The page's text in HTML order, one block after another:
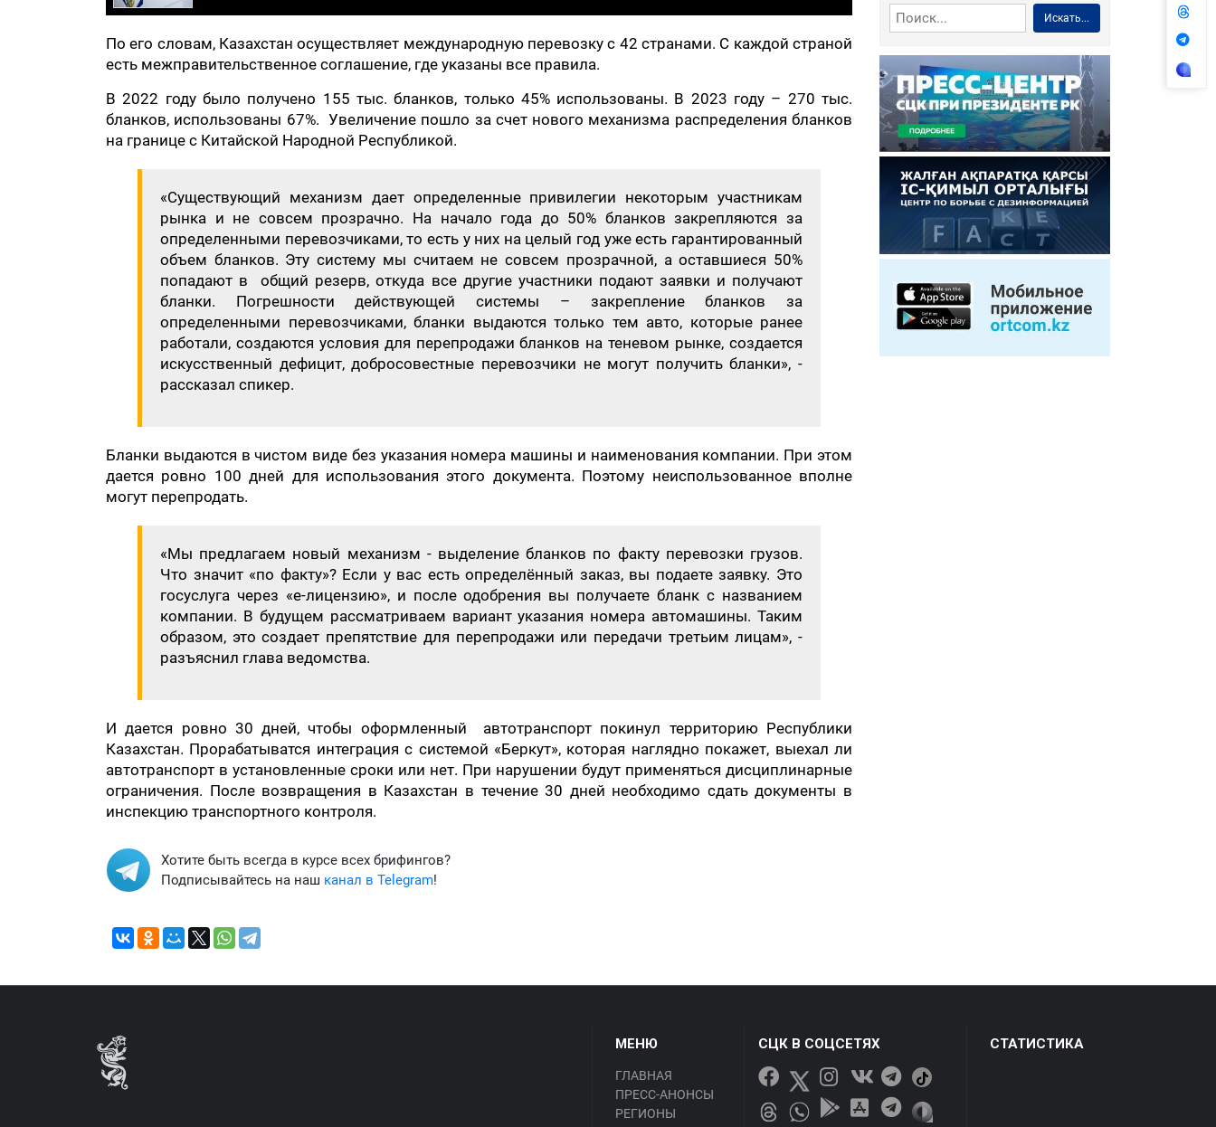
По его словам, Казахстан осуществляет международную перевозку с 42 странами. С каждой страной
есть межправительственное соглашение, где указаны все правила.
В 2022 году было получено 155 тыс. бланков, только 45% использованы. В 2023 году – 270 тыс.
бланков, использованы 67%. Увеличение пошло за счет нового механизма распределения бланков
на границе с Китайской Народной Республикой.
«Существующий механизм дает определенные привилегии некоторым участникам
рынка и не совсем прозрачно. На начало года до 50% бланков закрепляются за
определенными перевозчиками, то есть у них на целый год уже есть гарантированный
объем бланков. Эту систему мы считаем не совсем прозрачной, а оставшиеся 50%
попадают в общий резерв, откуда все другие участники подают заявки и получают
бланки. Погрешности действующей системы – закрепление бланков за
определенными перевозчиками, бланки выдаются только тем авто, которые ранее
работали, создаются условия для перепродажи бланков на теневом рынке, создается
искусственный дефицит, добросовестные перевозчики не могут получить бланки», -
рассказал спикер.
Бланки выдаются в чистом виде без указания номера машины и наименования компании. При этом
дается ровно 100 дней для использования этого документа. Поэтому неиспользованное вполне
могут перепродать.
«Мы предлагаем новый механизм - выделение бланков по факту перевозки грузов.
Что значит «по факту»? Если у вас есть определённый заказ, вы подаете заявку. Это
госуслуга через «е-лицензию», и после одобрения вы получаете бланк с названием
компании. В будущем рассматриваем вариант указания номера автомашины. Таким
образом, это создает препятствие для перепродажи или передачи третьим лицам», -
разъяснил глава ведомства.
И дается ровно 30 дней, чтобы оформленный автотранспорт покинул территорию Республики
Казахстан. Прорабатыватся интеграция с системой «Беркут», которая наглядно покажет, выехал ли
автотранспорт в установленные сроки или нет. При нарушении будут применяться дисциплинарные
ограничения. После возвращения в Казахстан в течение 30 дней необходимо сдать документы в
инспекцию транспортного контроля.
Хотите быть всегда в курсе всех брифингов?
Подписывайтесь на наш канал в Telegram!
Искать...
МЕНЮ
ГЛАВНАЯ
ПРЕСС-АНОНСЫ
РЕГИОНЫ
СЦК В СОЦСЕТЯХ СТАТИСТИКА